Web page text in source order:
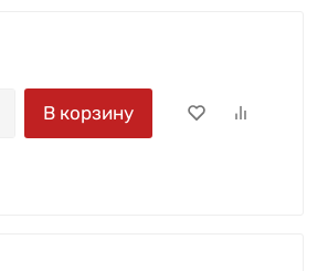
В корзину